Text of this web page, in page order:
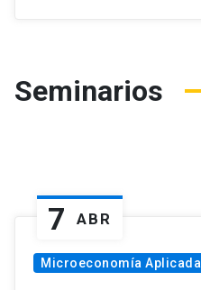
Seminarios
7 ABR
Microeconomía Aplicada